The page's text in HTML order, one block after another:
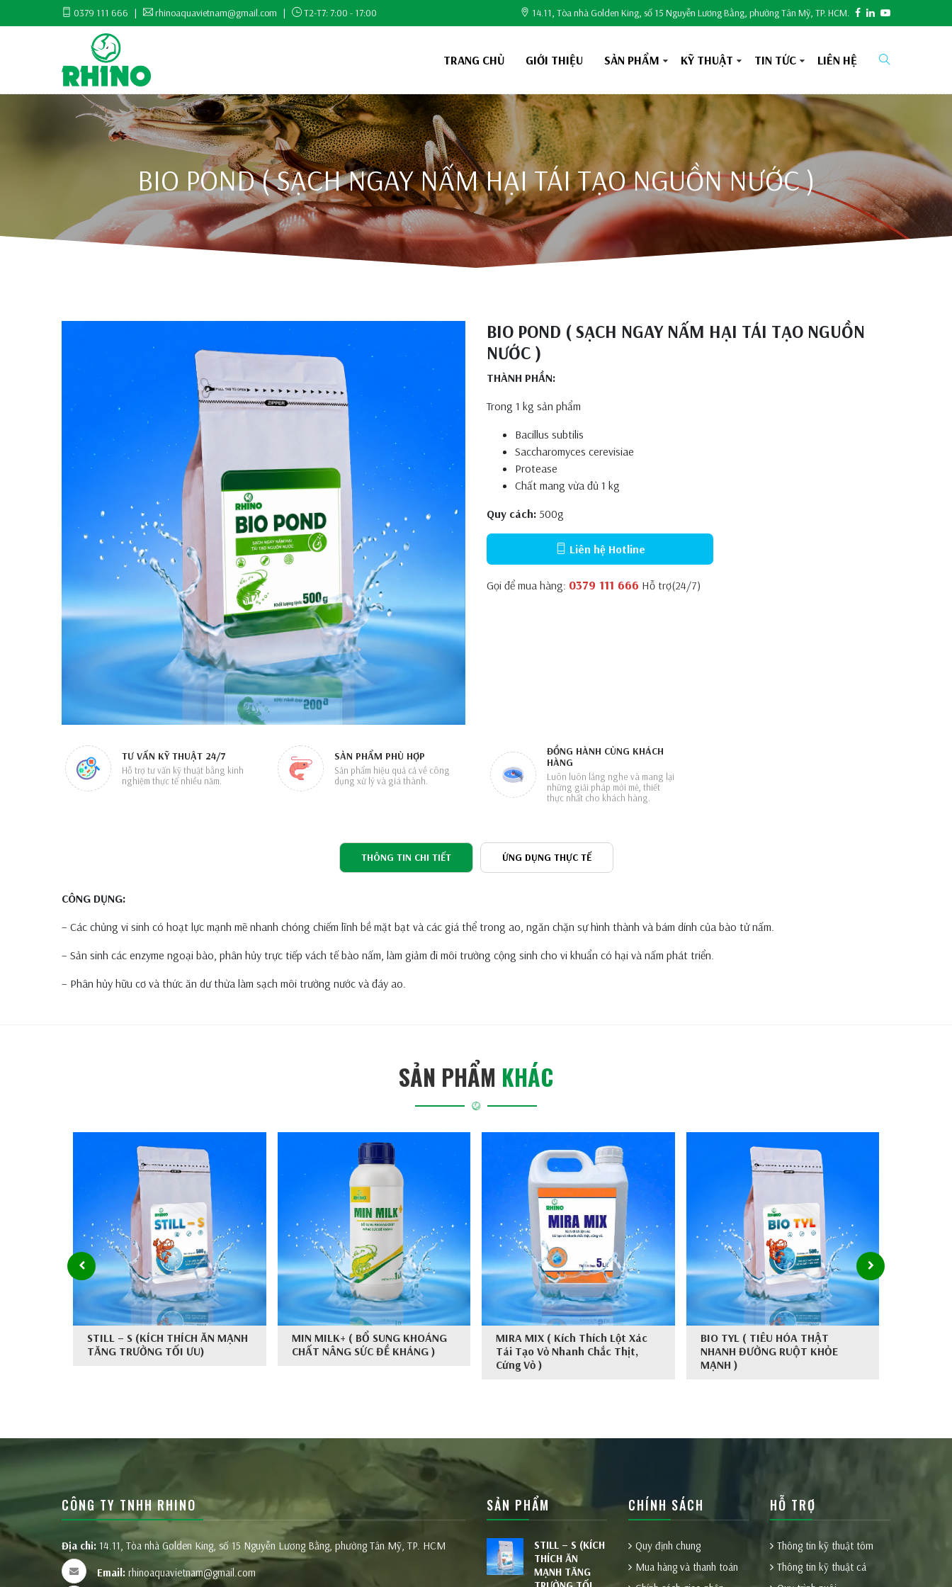
0379 111 666 | rhinoaquavietnam@gmail.com | T2-T7: 7:00 - 17:00 14.11, Tòa nhà Golden King, số 15 Nguyễn Lương Bằng, phường Tân Mỹ, TP. HCM.
TRANG CHỦ GIỚI THIỆU SẢN PHẨM KỸ THUẬT TIN TỨC LIÊN HỆ
BIO POND ( SẠCH NGAY NẤM HẠI TÁI TẠO NGUỒN NƯỚC )
BIO POND ( SẠCH NGAY NẤM HẠI TÁI TẠO NGUỒN
NƯỚC )
THÀNH PHẦN:
Trong 1 kg sản phẩm
Bacillus subtilis
Saccharomyces cerevisiae
Protease
Chất mang vừa đủ 1 kg
Quy cách: 500g
Liên hệ Hotline
Gọi để mua hàng: 0379 111 666 Hỗ trợ(24/7)
TƯ VẤN KỸ THUẬT 24/7
Hỗ trợ tư vấn kỹ thuật bằng kinh
nghiệm thực tế nhiều năm.
SẢN PHẨM PHÙ HỢP
Sản phẩm hiệu quả cả về công
dụng xử lý và giá thành.
ĐỒNG HÀNH CÙNG KHÁCH
HÀNG
Luôn luôn lắng nghe và mang lại
những giải pháp mới mẻ, thiết
thực nhất cho khách hàng.
THÔNG TIN CHI TIẾT ỨNG DỤNG THỰC TẾ
CÔNG DỤNG:
– Các chủng vi sinh có hoạt lực mạnh mẽ nhanh chóng chiếm lĩnh bề mặt bạt và các giá thể trong ao, ngăn chặn sự hình thành và bám dính của bào tử nấm.
– Sản sinh các enzyme ngoại bào, phân hủy trực tiếp vách tế bào nấm, làm giảm đi môi trường cộng sinh cho vi khuẩn có hại và nấm phát triển.
– Phân hủy hữu cơ và thức ăn dư thừa làm sạch môi trường nước và đáy ao.
SẢN PHẨM KHÁC
STILL – S (KÍCH THÍCH ĂN MẠNH
TĂNG TRƯỞNG TỐI ƯU)
MIN MILK+ ( BỔ SUNG KHOÁNG
CHẤT NÂNG SỨC ĐỀ KHÁNG )
MIRA MIX ( Kích Thích Lột Xác
Tái Tạo Vỏ Nhanh Chắc Thịt,
Cứng Vỏ )
BIO TYL ( TIÊU HÓA THẬT
NHANH ĐƯỜNG RUỘT KHỎE
MẠNH )
CÔNG TY TNHH RHINO
Địa chỉ: 14.11, Tòa nhà Golden King, số 15 Nguyễn Lương Bằng, phường Tân Mỹ, TP. HCM
Email: rhinoaquavietnam@gmail.com
SẢN PHẨM
STILL – S (KÍCH
THÍCH ĂN
MẠNH TĂNG
CHÍNH SÁCH
Quy định chung
Mua hàng và thanh toán
HỖ TRỢ
Thông tin kỹ thuật tôm
Thông tin kỹ thuật cá